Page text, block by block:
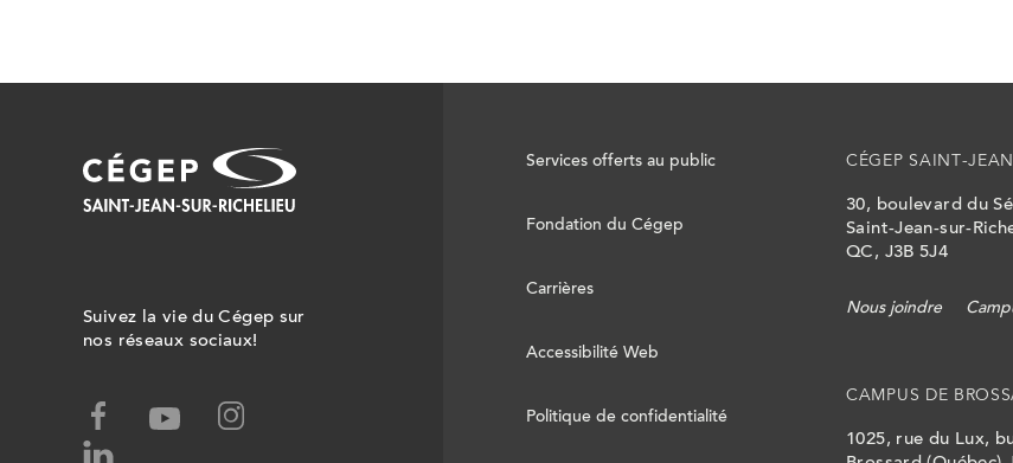
Suivez la vie du Cégep sur
nos réseaux sociaux!
facebook,
ce
youtube,instagram,
linked-
Services offerts au public
Fondation du Cégep
Carrières
Accessibilité Web
Politique de confidentialité
CÉGEP SAINT-
30, boulevard du
Saint-Jean-sur-
QC, J3B 5J4
Nous joindre
CAMPUS DE
1025, rue du Lux,